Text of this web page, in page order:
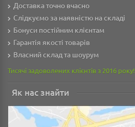
Доставка точно вчасно
Слідкуємо за наявністю на складі
Бонуси постійним клієнтам
Гарантія якості товарів
Власний склад та шоурум
Тисячі задоволених клієнтів з 2016 року!
Як нас знайти